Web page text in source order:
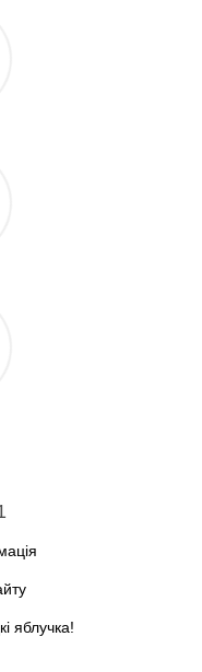
яблучка!